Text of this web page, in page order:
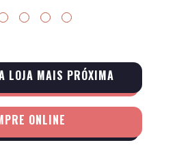
LOJA MAIS PRÓXIMA
ONLINE